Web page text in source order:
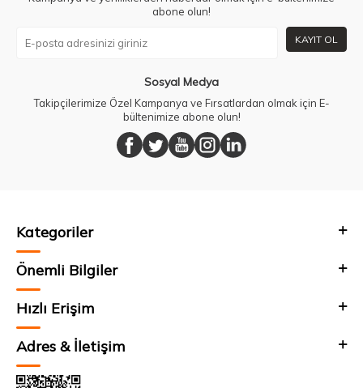
abone olun!
KAYIT OL
Sosyal Medya
Takipçilerimize Özel Kampanya ve Fırsatlardan olmak için E-
bültenimize abone olun!
Kategoriler
Önemli Bilgiler
Hızlı Erişim
Adres & İletişim